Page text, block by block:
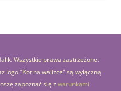
z
Wszystkie prawa zastrzeżone.
logo "Kot na walizce" są wyłączną
zapoznać się z warunkami